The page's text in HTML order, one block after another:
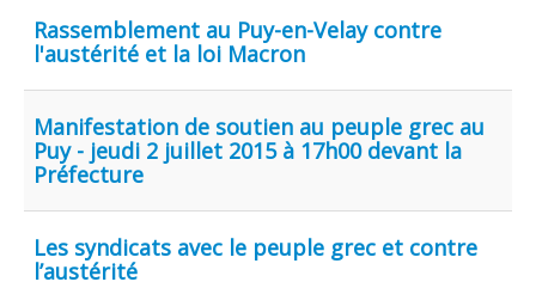
Rassemblement au Puy-en-Velay contre
l'austérité et la loi Macron
Manifestation de soutien au peuple grec au
Puy - jeudi 2 juillet 2015 à 17h00 devant la
Préfecture
Les syndicats avec le peuple grec et contre
l’austérité